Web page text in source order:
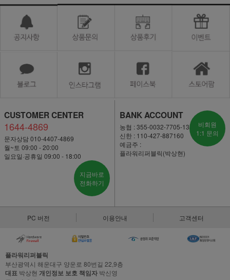
CUSTOMER CENTER
1644-4869
문자상담 010-4407-4869
월~토 09:00 - 20:00
일요일·공휴일 09:00 - 18:00
지금바로
전화하기
BANK ACCOUNT
농협 : 355-0032-7705-13
신한 : 110-427-887160
예금주 :
플라워리퍼블릭(박상현)
비회원
1:1 문의
PC 버전 이용안내 고객센터
플라워리퍼블릭
부산광역시 해운대구 양운로 80번길 22,9층
대표 박상현 개인정보 보호 책임자 박신영